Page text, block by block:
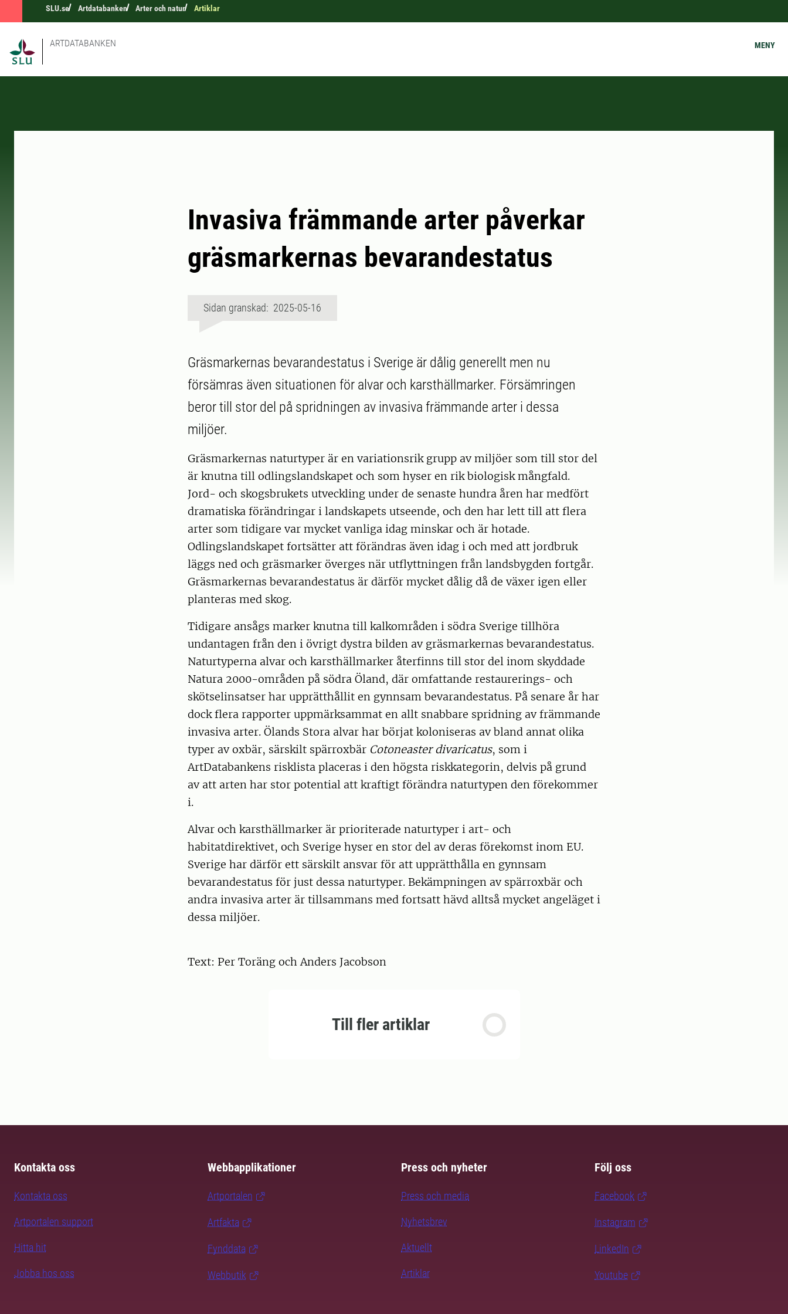
SLU.se Artdatabanken Arter och natur Artiklar
ARTDATABANKEN MENY
Invasiva främmande arter påverkar
gräsmarkernas bevarandestatus
Sidan granskad: 2025-05-16
Gräsmarkernas bevarandestatus i Sverige är dålig generellt men nu
försämras även situationen för alvar och karsthällmarker. Försämringen
beror till stor del på spridningen av invasiva främmande arter i dessa
miljöer.
Gräsmarkernas naturtyper är en variationsrik grupp av miljöer som till stor del
är knutna till odlingslandskapet och som hyser en rik biologisk mångfald.
Jord- och skogsbrukets utveckling under de senaste hundra åren har medfört
dramatiska förändringar i landskapets utseende, och den har lett till att flera
arter som tidigare var mycket vanliga idag minskar och är hotade.
Odlingslandskapet fortsätter att förändras även idag i och med att jordbruk
läggs ned och gräsmarker överges när utflyttningen från landsbygden fortgår.
Gräsmarkernas bevarandestatus är därför mycket dålig då de växer igen eller
planteras med skog.
Tidigare ansågs marker knutna till kalkområden i södra Sverige tillhöra
undantagen från den i övrigt dystra bilden av gräsmarkernas bevarandestatus.
Naturtyperna alvar och karsthällmarker återfinns till stor del inom skyddade
Natura 2000-områden på södra Öland, där omfattande restaurerings- och
skötselinsatser har upprätthållit en gynnsam bevarandestatus. På senare år har
dock flera rapporter uppmärksammat en allt snabbare spridning av främmande
invasiva arter. Ölands Stora alvar har börjat koloniseras av bland annat olika
typer av oxbär, särskilt spärroxbär Cotoneaster divaricatus, som i
ArtDatabankens risklista placeras i den högsta riskkategorin, delvis på grund
av att arten har stor potential att kraftigt förändra naturtypen den förekommer
i.
Alvar och karsthällmarker är prioriterade naturtyper i art- och
habitatdirektivet, och Sverige hyser en stor del av deras förekomst inom EU.
Sverige har därför ett särskilt ansvar för att upprätthålla en gynnsam
bevarandestatus för just dessa naturtyper. Bekämpningen av spärroxbär och
andra invasiva arter är tillsammans med fortsatt hävd alltså mycket angeläget i
dessa miljöer.
Text: Per Toräng och Anders Jacobson
Till fler artiklar
Kontakta oss
Kontakta oss
Artportalen support
Hitta hit
Jobba hos oss
Webbapplikationer
Artportalen
Artfakta
Fynddata
Webbutik
Press och nyheter
Press och media
Nyhetsbrev
Aktuellt
Artiklar
Följ oss
Facebook
Instagram
LinkedIn
Youtube